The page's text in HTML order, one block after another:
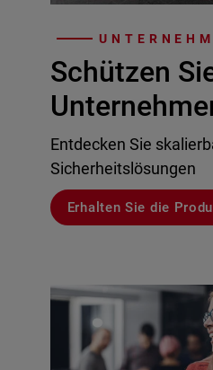
Schützen
Entdecken Sie
Sicherheitslösungen
Erhalten Sie die